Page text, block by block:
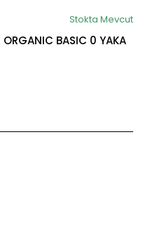
Stokta Mevcut
BASIC 0 YAKA